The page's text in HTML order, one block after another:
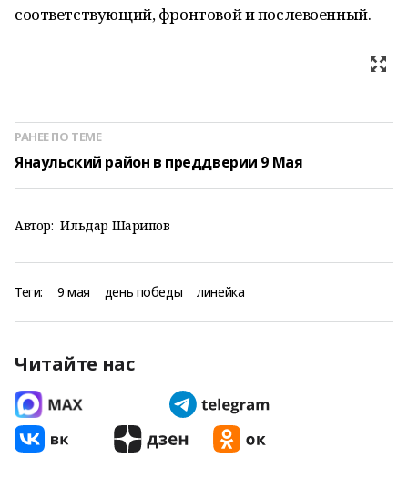
соответствующий, фронтовой и послевоенный.
РАНЕЕ ПО ТЕМЕ
Янаульский район в преддверии 9 Мая
Автор: Ильдар Шарипов
Теги: 9 мая день победы линейка
Читайте нас